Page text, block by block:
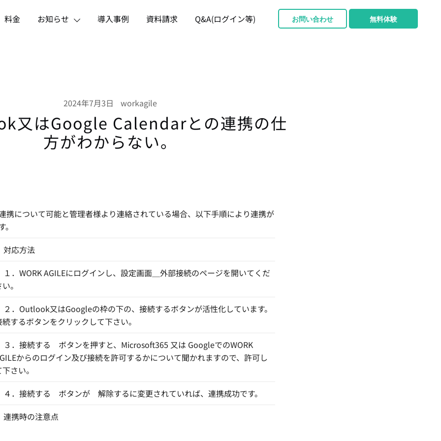
料金 お知らせ 導入事例 資料請求 Q&A(ログイン等) お問い合わせ 無料体験
2024年7月3日 workagile
又はGoogle Calendarとの連携の仕
方がわからない。
について可能と管理者様より連絡されている場合、以下手順により連携が
対応方法
１．WORK AGILEにログインし、設定画面＿外部接続のページを開いてくだ
。
２．Outlook又はGoogleの枠の下の、接続するボタンが活性化しています。
続するボタンをクリックして下さい。
３．接続する ボタンを押すと、Microsoft365 又は GoogleでのWORK
からのログイン及び接続を許可するかについて聞かれますので、許可し
さい。
４．接続する ボタンが 解除するに変更されていれば、連携成功です。
連携時の注意点